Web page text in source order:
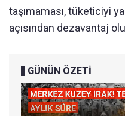
taşımaması, tüketiciyi
açısından dezavantaj
GÜNÜN ÖZETİ